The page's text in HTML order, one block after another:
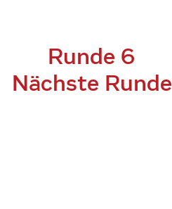
Runde 6
Nächste Runde